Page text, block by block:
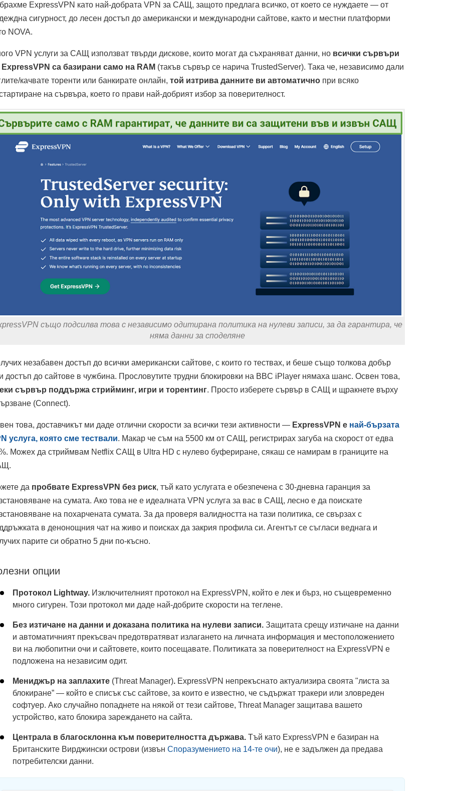
ExpressVPN като най-добрата VPN за САЩ, защото предлага всичко, от което се нуждаете — от
сигурност, до лесен достъп до американски и международни сайтове, както и местни платформи
NOVA.
VPN услуги за САЩ използват твърди дискове, които могат да съхраняват данни, но всички сървъри
ExpressVPN са базирани само на RAM (такъв сървър се нарича TrustedServer). Така че, независимо дали
качвате торенти или банкирате онлайн, той изтрива данните ви автоматично при всяко
на сървъра, което го прави най-добрият избор за поверителност.
също подсилва това с независимо одитирана политика на нулеви записи, за да гарантира, че
няма данни за споделяне
незабавен достъп до всички американски сайтове, с които го тествах, и беше също толкова добър
достъп до сайтове в чужбина. Прословутите трудни блокировки на BBC iPlayer нямаха шанс. Освен това,
сървър поддържа стрийминг, игри и торентинг. Просто изберете сървър в САЩ и щракнете върху
(Connect).
това, доставчикът ми даде отлични скорости за всички тези активности — ExpressVPN е най-бързата
услуга, която сме тествали. Макар че съм на 5500 км от САЩ, регистрирах загуба на скорост от едва
Можех да стриймвам Netflix САЩ в Ultra HD с нулево буфериране, сякаш се намирам в границите на
да пробвате ExpressVPN без риск, тъй като услугата е обезпечена с 30-дневна гаранция за
на сумата. Ако това не е идеалната VPN услуга за вас в САЩ, лесно е да поискате
на похарчената сумата. За да проверя валидността на тази политика, се свързах с
в денонощния чат на живо и поисках да закрия профила си. Агентът се съгласи веднага и
парите си обратно 5 дни по-късно.
опции
Протокол Lightway. Изключителният протокол на ExpressVPN, който е лек и бърз, но същевременно
много сигурен. Този протокол ми даде най-добрите скорости на теглене.
Без изтичане на данни и доказана политика на нулеви записи. Защитата срещу изтичане на данни
и автоматичният прекъсвач предотвратяват излагането на личната информация и местоположението
ви на любопитни очи и сайтовете, които посещавате. Политиката за поверителност на ExpressVPN е
подложена на независим одит.
Мениджър на заплахите (Threat Manager). ExpressVPN непрекъснато актуализира своята "листа за
блокиране” — който е списък със сайтове, за които е известно, че съдържат тракери или зловреден
софтуер. Ако случайно попаднете на някой от тези сайтове, Threat Manager защитава вашето
устройство, като блокира зареждането на сайта.
Централа в благосклонна към поверителността държава. Тъй като ExpressVPN е базиран на
Британските Вирджински острови (извън Споразумението на 14-те очи), не е задължен да предава
потребителски данни.